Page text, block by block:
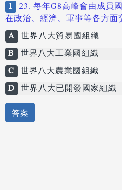
1 23. 每年G8高峰會由成員
在政治、經濟、軍事等各方面
A 世界八大貿易國組織
B 世界八大工業國組織
C 世界八大農業國組織
D 世界八大已開發國家組織
答案